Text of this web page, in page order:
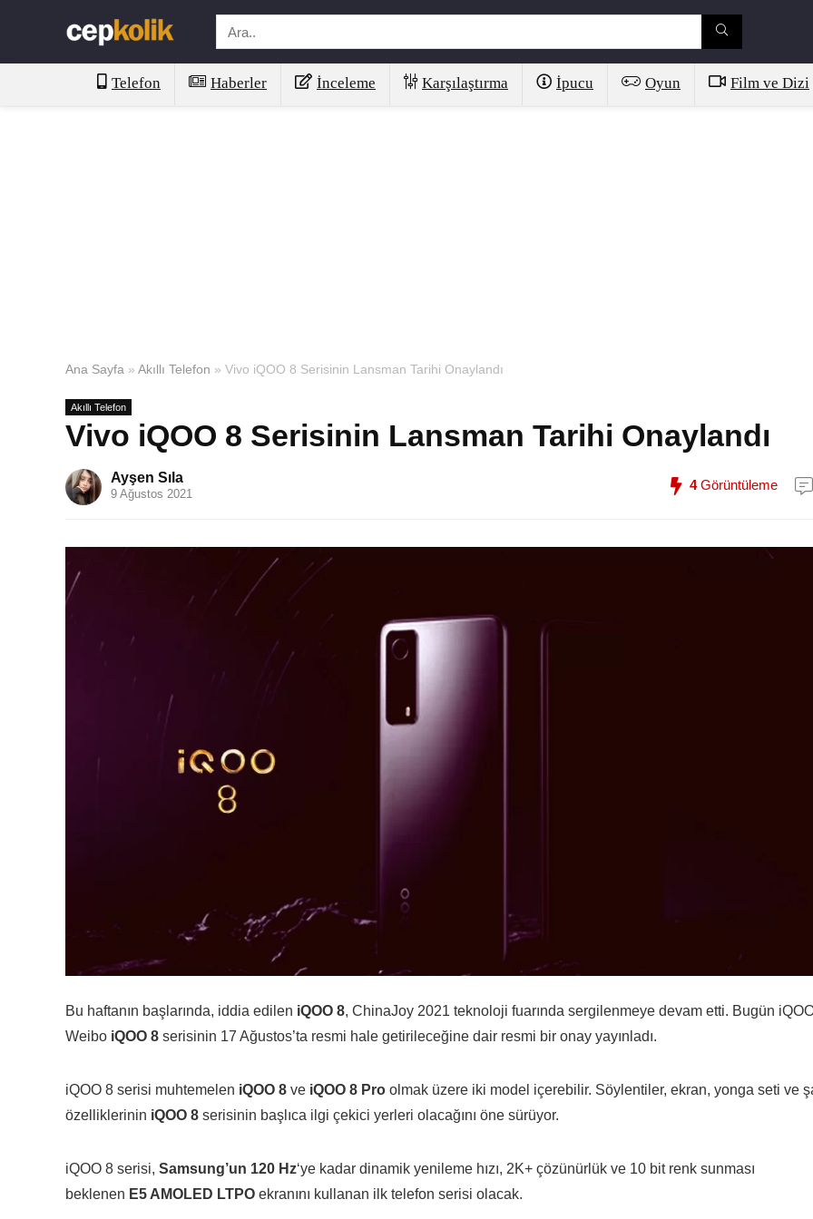
Telefon Haberler İnceleme Karşılaştırma İpucu Oyun Film ve Dizi
Ana Sayfa » Akıllı Telefon » Vivo iQOO 8 Serisinin Lansman Tarihi Onaylandı
Akıllı Telefon
Vivo iQOO 8 Serisinin Lansman Tarihi Onaylandı
Ayşen Sıla
9 Ağustos 2021
4Görüntüleme
Bu haftanın başlarında, iddia edilen iQOO 8, ChinaJoy 2021 teknoloji fuarında sergilenmeye devam etti. Bugün
Weibo iQOO 8 serisinin 17 Ağustos’ta resmi hale getirileceğine dair resmi bir onay yayınladı.
iQOO 8 serisi muhtemelen iQOO 8 ve iQOO 8 Pro olmak üzere iki model içerebilir. Söylentiler, ekran, yonga seti ve
özelliklerinin iQOO 8 serisinin başlıca ilgi çekici yerleri olacağını öne sürüyor.
iQOO 8 serisi, Samsung’un 120 Hz‘ye kadar dinamik yenileme hızı, 2K+ çözünürlük ve 10 bit renk sunması
beklenen E5 AMOLED LTPO ekranını kullanan ilk telefon serisi olacak.